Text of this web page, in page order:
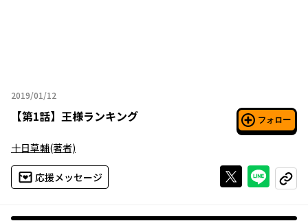
2019/01/12
2019年01月12日
【第1話】 王様ランキング フォロー
十日草輔(著者)
応援メッセージ Xで投稿する
ライン
コピー